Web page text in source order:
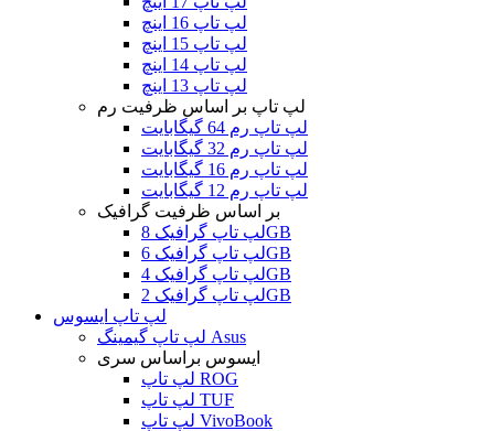
لپ تاپ 16 اینچ
لپ تاپ 15 اینچ
لپ تاپ 14 اینچ
لپ تاپ 13 اینچ
لپ تاپ بر اساس ظرفیت رم
لپ تاپ رم 64 گیگابایت
لپ تاپ رم 32 گیگابایت
لپ تاپ رم 16 گیگابایت
لپ تاپ رم 12 گیگابایت
بر اساس ظرفیت گرافیک
لپ تاپ گرافیک 8GB
لپ تاپ گرافیک 6GB
لپ تاپ گرافیک 4GB
لپ تاپ گرافیک 2GB
لپ تاپ ایسوس
لپ تاپ گیمینگ Asus
ایسوس براساس سری
لپ تاپ ROG
لپ تاپ TUF
لپ تاپ VivoBook